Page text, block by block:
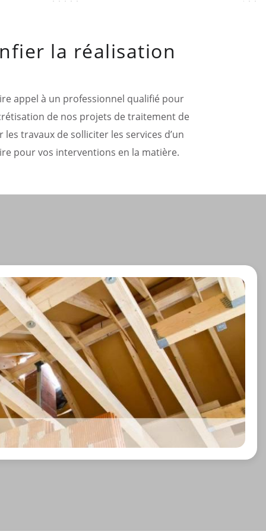
la réalisation
appel à un professionnel qualifié pour
de nos projets de traitement de
travaux de solliciter les services d’un
pour vos interventions en la matière.